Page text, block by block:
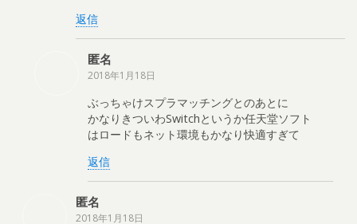
返信
匿名
2018年1月18日
ぶっちゃけスプラマッチングとのあとに
かなりきついわSwitchというか任天堂ソフト
はロードもネット環境もかなり快適すぎて
返信
匿名
2018年1月18日